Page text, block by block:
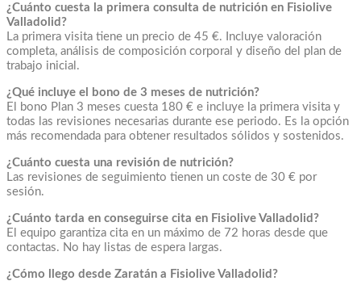
¿Cuánto cuesta la primera consulta de nutrición en Fisiolive
Valladolid?
La primera visita tiene un precio de 45 €. Incluye valoración
completa, análisis de composición corporal y diseño del plan de
trabajo inicial.
¿Qué incluye el bono de 3 meses de nutrición?
El bono Plan 3 meses cuesta 180 € e incluye la primera visita y
todas las revisiones necesarias durante ese periodo. Es la opción
más recomendada para obtener resultados sólidos y sostenidos.
¿Cuánto cuesta una revisión de nutrición?
Las revisiones de seguimiento tienen un coste de 30 € por
sesión.
¿Cuánto tarda en conseguirse cita en Fisiolive Valladolid?
El equipo garantiza cita en un máximo de 72 horas desde que
contactas. No hay listas de espera largas.
¿Cómo llego desde Zaratán a Fisiolive Valladolid?